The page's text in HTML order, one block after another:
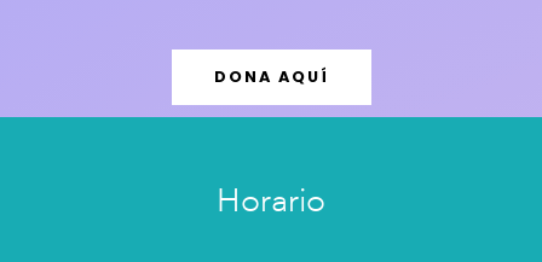
DONA AQUÍ
Horario